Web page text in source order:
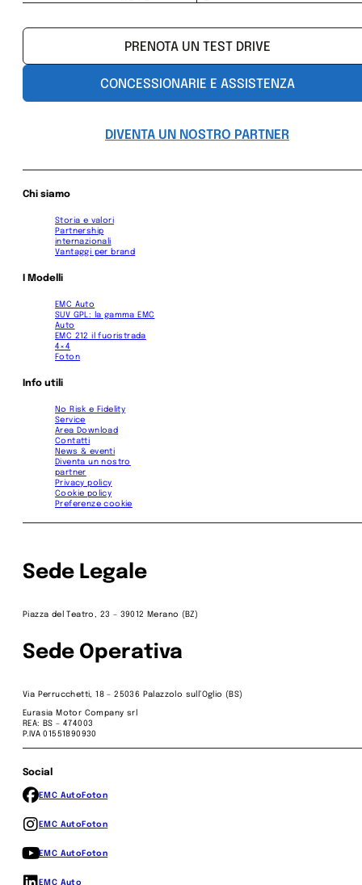
PRENOTA UN TEST DRIVE
CONCESSIONARIE E ASSISTENZA
DIVENTA UN NOSTRO PARTNER
Chi siamo
Storia e valori
Partnership
internazionali
Vantaggi per brand
I Modelli
EMC Auto
SUV GPL: la gamma EMC
Auto
EMC 212 il fuoristrada
4×4
Foton
Info utili
No Risk e Fidelity
Service
Area Download
Contatti
News & eventi
Diventa un nostro
partner
Privacy policy
Cookie policy
Preferenze cookie
Sede Legale
Piazza del Teatro, 23 – 39012 Merano (BZ)
Sede Operativa
Via Perrucchetti, 18 – 25036 Palazzolo sull’Oglio (BS)
Eurasia Motor Company srl
REA: BS – 474003
P.IVA 01551890930
Social
EMC Auto Foton
EMC Auto Foton
EMC Auto Foton
EMC Auto